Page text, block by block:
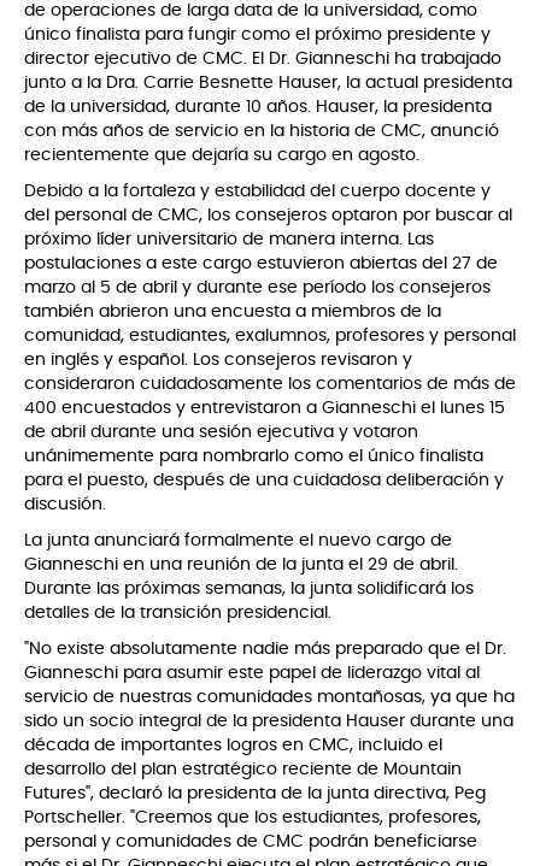
de operaciones de larga data de la universidad, como
único finalista para fungir como el próximo presidente y
director ejecutivo de CMC. El Dr. Gianneschi ha trabajado
junto a la Dra. Carrie Besnette Hauser, la actual presidenta
de la universidad, durante 10 años. Hauser, la presidenta
con más años de servicio en la historia de CMC, anunció
recientemente que dejaría su cargo en agosto.
Debido a la fortaleza y estabilidad del cuerpo docente y
del personal de CMC, los consejeros optaron por buscar al
próximo líder universitario de manera interna. Las
postulaciones a este cargo estuvieron abiertas del 27 de
marzo al 5 de abril y durante ese período los consejeros
también abrieron una encuesta a miembros de la
comunidad, estudiantes, exalumnos, profesores y personal
en inglés y español. Los consejeros revisaron y
consideraron cuidadosamente los comentarios de más de
400 encuestados y entrevistaron a Gianneschi el lunes 15
de abril durante una sesión ejecutiva y votaron
unánimemente para nombrarlo como el único finalista
para el puesto, después de una cuidadosa deliberación y
discusión.
La junta anunciará formalmente el nuevo cargo de
Gianneschi en una reunión de la junta el 29 de abril.
Durante las próximas semanas, la junta solidificará los
detalles de la transición presidencial.
"No existe absolutamente nadie más preparado que el Dr.
Gianneschi para asumir este papel de liderazgo vital al
servicio de nuestras comunidades montañosas, ya que ha
sido un socio integral de la presidenta Hauser durante una
década de importantes logros en CMC, incluido el
desarrollo del plan estratégico reciente de Mountain
Futures", declaró la presidenta de la junta directiva, Peg
Portscheller. "Creemos que los estudiantes, profesores,
personal y comunidades de CMC podrán beneficiarse